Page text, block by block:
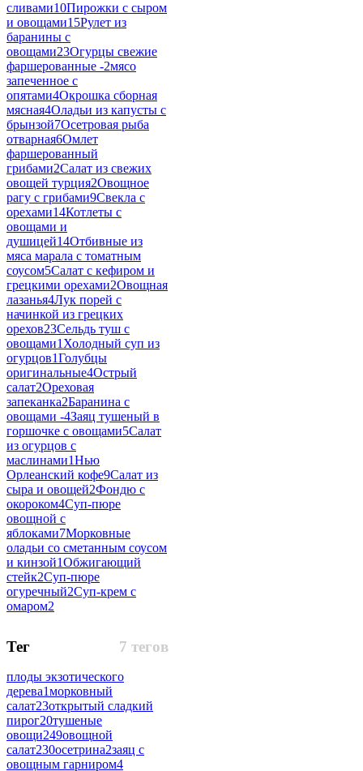
сливами10Пирожки с сыром
и овощами15Рулет из
баранины с
овощами23Огурцы свежие
фаршерованные -2мясо
запеченное с
опятами4Окрошка сборная
мясная4Оладьи из капусты с
брынзой7Осетровая рыба
отварная6Омлет
фаршерованный
грибами2Салат из свежих
овощей турция2Овощное
рагу с грибами9Свекла с
орехами14Котлеты с
овощами и
душицей14Отбивные из
мяса марала с томатным
соусом5Салат с кефиром и
грецкими орехами2Овощная
лазанья4Лук порей с
начинкой из грецких
орехов23Сельдь туш с
овощами1 Холодный суп из
огурцов1Голубцы
оригинальные4Острый
салат2Ореховая
запеканка2Баранина с
овощами -4Заяц тушеный в
горшочке с овощами5Салат
из огурцов с
маслинами1Нью
Орлеанский кофе9Салат из
сыра и овощей2Фондю с
окороком4Суп-пюре
овощной с
яблоками7Морковные
оладьи со сметанным соусом
и кинзой1Обжигающий
стейк2Суп-пюре
огуречный2Суп-крем с
омаром2
7 тегов
Тег
плоды экзотического
дерева1морковный
салат23открытый сладкий
пирог20тушеные
овощи249овощной
салат230осетрина2заяц с
овощным гарниром4